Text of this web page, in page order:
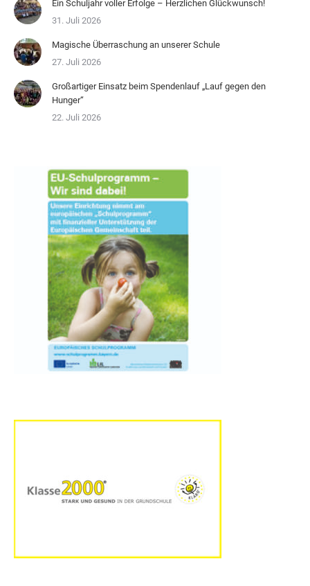
Ein Schuljahr voller Erfolge – Herzlichen Glückwunsch!
31. Juli 2026
Magische Überraschung an unserer Schule
27. Juli 2026
Großartiger Einsatz beim Spendenlauf „Lauf gegen den
Hunger“
22. Juli 2026